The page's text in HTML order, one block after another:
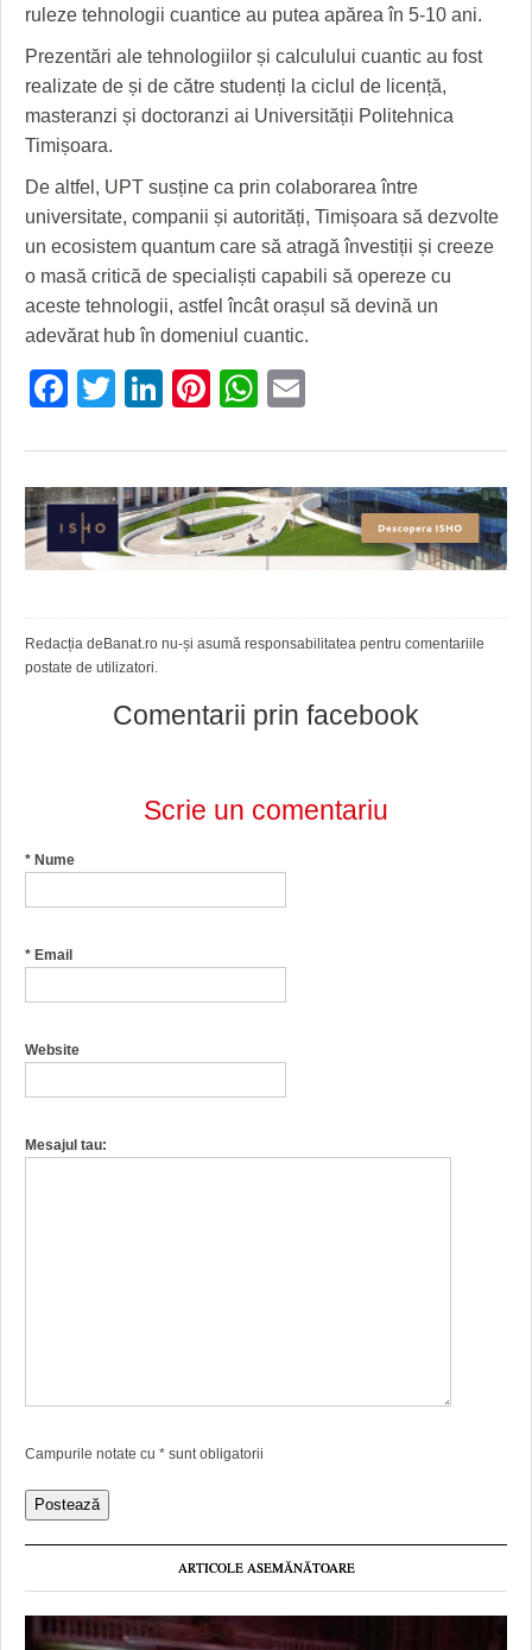
ruleze tehnologii cuantice au putea apărea în 5-10 ani.
Prezentări ale tehnologiilor și calculului cuantic au fost
realizate de și de către studenți la ciclul de licență,
masteranzi și doctoranzi ai Universității Politehnica
Timișoara.
De altfel, UPT susține ca prin colaborarea între
universitate, companii și autorități, Timișoara să dezvolte
un ecosistem quantum care să atragă învestiții și creeze
o masă critică de specialiști capabili să opereze cu
aceste tehnologii, astfel încât orașul să devină un
adevărat hub în domeniul cuantic.
Facebook
Twitter
LinkedIn
Pinterest
WhatsApp
Redacția deBanat.ro nu-și asumă responsabilitatea pentru comentariile
postate de utilizatori.
Comentarii prin facebook
Scrie un comentariu
* Nume
* Email
Website
Mesajul tau:
Campurile notate cu * sunt obligatorii
ARTICOLE ASEMĂNĂTOARE